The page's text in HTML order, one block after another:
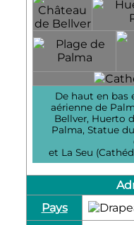
De haut en bas
aérienne de
Bellver, Huerto
Palma, Statue
et La Seu
Pays